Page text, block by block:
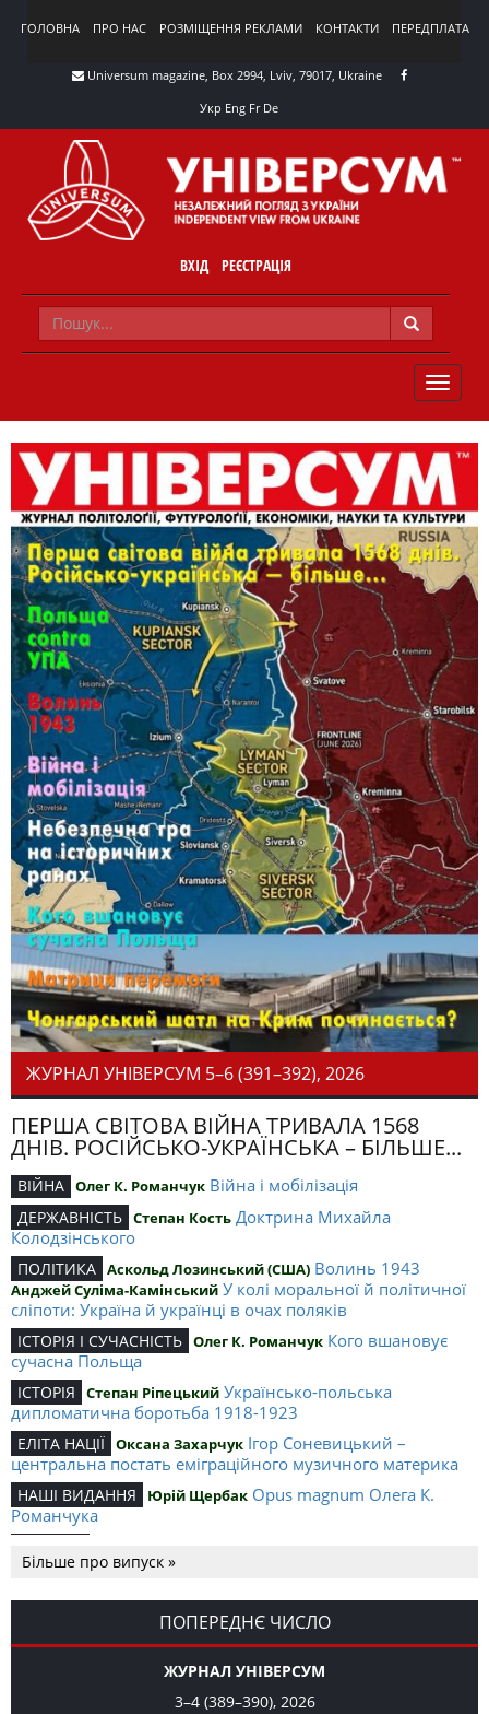
ГОЛОВНА ПРО НАС РОЗМІЩЕННЯ РЕКЛАМИ КОНТАКТИ ПЕРЕДПЛАТА
Universum magazine, Box 2994, Lviv, 79017, Ukraine
Укр Eng Fr De
ВХІД РЕЄСТРАЦІЯ
TOGGLE
ЖУРНАЛ УНІВЕРСУМ 5–6 (391–392), 2026
ПЕРША СВІТОВА ВІЙНА ТРИВАЛА 1568
ДНІВ. РОСІЙСЬКО-УКРАЇНСЬКА – БІЛЬШЕ...
ВІЙНА Олег К. Романчук Війна і мобілізація
ДЕРЖАВНІСТЬ Степан Кость Доктрина Михайла
Колодзінського
ПОЛІТИКА Аскольд Лозинський (США) Волинь 1943
Анджей Суліма-Камінський У колі моральної й політичної
сліпоти: Україна й українці в очах поляків
ІСТОРІЯ І СУЧАСНІСТЬ Олег К. Романчук Кого вшановує
сучасна Польща
ІСТОРІЯ Степан Ріпецький Українсько-польська
дипломатична боротьба 1918-1923
ЕЛІТА НАЦІЇ Оксана Захарчук Ігор Соневицький –
центральна постать еміграційного музичного материка
НАШІ ВИДАННЯ Юрій Щербак Opus magnum Олега К.
Романчука
Романчука
СЛОВО РЕДАКЦІЙНЕ Олег К. Романчук Журавель і синиця
як уособлення української політстратегії й тактики
Більше про випуск »
ПОПЕРЕДНЄ ЧИСЛО
ЖУРНАЛ УНІВЕРСУМ
3–4 (389–390), 2026